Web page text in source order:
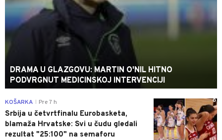
DRAMA U GLAZGOVU: MARTIN O'NIL HITNO
PODVRGNUT MEDICINSKOJ INTERVENCIJI
0
KOŠARKA Pre 7 h
Srbija u četvrtfinalu Eurobasketa,
blamaža Hrvatske: Svi u čudu gledali
rezultat "25:100" na semaforu